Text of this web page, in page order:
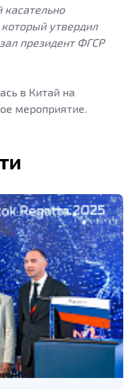
утвердил
президент ФГСР
в Китай на
мероприятие.